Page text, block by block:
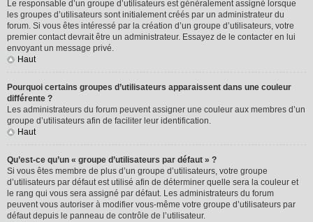
Le responsable d’un groupe d’utilisateurs est généralement assigné lorsque
les groupes d’utilisateurs sont initialement créés par un administrateur du
forum. Si vous êtes intéressé par la création d’un groupe d’utilisateurs, votre
premier contact devrait être un administrateur. Essayez de le contacter en lui
envoyant un message privé.
Haut
Pourquoi certains groupes d’utilisateurs apparaissent dans une couleur
différente ?
Les administrateurs du forum peuvent assigner une couleur aux membres d’un
groupe d’utilisateurs afin de faciliter leur identification.
Haut
Qu’est-ce qu’un « groupe d’utilisateurs par défaut » ?
Si vous êtes membre de plus d’un groupe d’utilisateurs, votre groupe
d’utilisateurs par défaut est utilisé afin de déterminer quelle sera la couleur et
le rang qui vous sera assigné par défaut. Les administrateurs du forum
peuvent vous autoriser à modifier vous-même votre groupe d’utilisateurs par
défaut depuis le panneau de contrôle de l’utilisateur.